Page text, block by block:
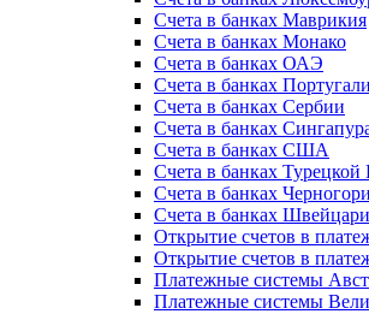
Счета в банках Маврикия
Счета в банках Монако
Счета в банках ОАЭ
Счета в банках
Счета в банках Сербии
Счета в банках
Счета в банках США
Счета в банках Турецкой
Счета в банках
Счета в банках
Открытие счетов в
Открытие счетов в
Платежные системы
Платежные системы